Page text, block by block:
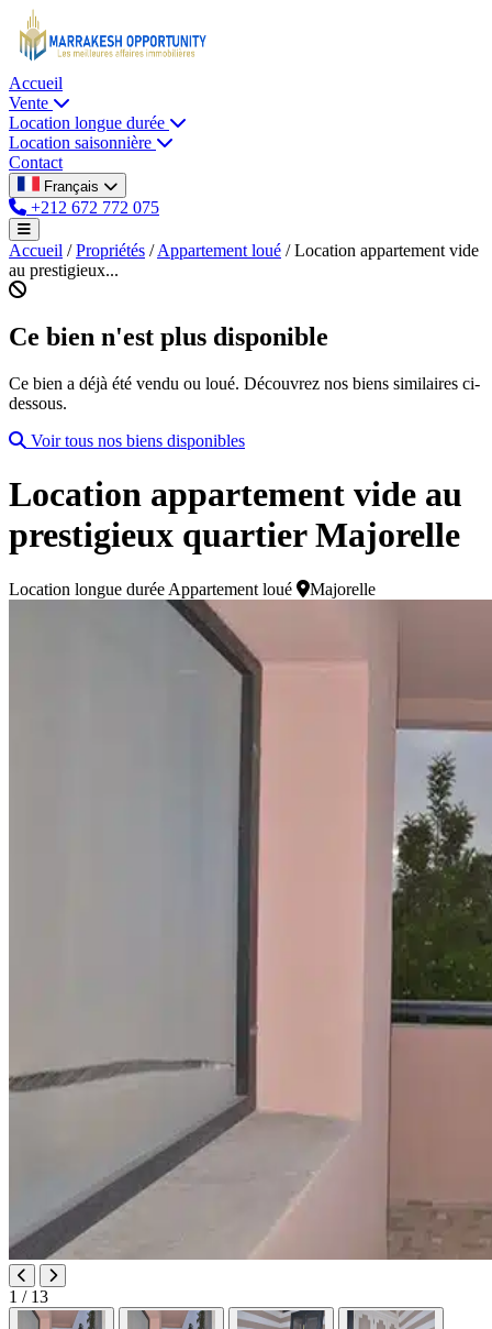
Accueil
Vente
Location longue durée
Location saisonnière
Contact
Français
+212 672 772 075
Accueil / Propriétés / Appartement loué / Location appartement vide
au prestigieux...
Ce bien n'est plus disponible
Ce bien a déjà été vendu ou loué. Découvrez nos biens similaires ci-
dessous.
Voir tous nos biens disponibles
Location appartement vide au
prestigieux quartier Majorelle
Location longue durée Appartement loué Majorelle
1 / 13